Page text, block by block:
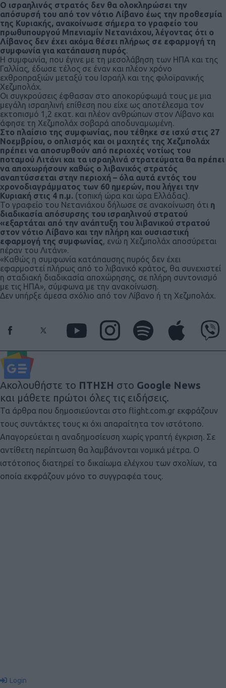
Ο ισραηλινός στρατός δεν θα ολοκληρώσει την
απόσυρσή του από τον νότιο Λίβανο έως την προθεσμία
της Κυριακής, ανακοίνωσε σήμερα το γραφείο του
πρωθυπουργού Μπενιαμίν Νετανιάχου, λέγοντας ότι ο
Λίβανος δεν έχει ακόμα θέσει πλήρως σε εφαρμογή τη
συμφωνία για κατάπαυση πυρός.
Η συμφωνία, που έγινε με τη μεσολάβηση των ΗΠΑ και της
Γαλλίας, έδωσε τέλος σε έναν και πλέον χρόνο
εχθροπραξιών μεταξύ του Ισραήλ και της φιλοϊρανικής
Χεζμπολάχ.
Οι συγκρούσεις έφθασαν στο αποκορύφωμά τους με μια
μεγάλη ισραηλινή επίθεση που είχε ως αποτέλεσμα τον
εκτοπισμό 1,2 εκατ. και πλέον ανθρώπων στον Λίβανο και
άφησε τη Χεζμπολάχ σοβαρά αποδυναμωμένη.
Στο πλαίσιο της συμφωνίας, που τέθηκε σε ισχύ στις 27
Νοεμβρίου, ο οπλισμός και οι μαχητές της Χεζμπολάχ
πρέπει να αποσυρθούν από περιοχές νοτίως του
ποταμού Λιτάνι και τα ισραηλινά στρατεύματα θα πρέπει
να αποχωρήσουν καθώς ο λιβανικός στρατός
αναπτύσσεται στην περιοχή – όλα αυτά εντός του
χρονοδιαγράμματος των 60 ημερών, που λήγει την
Κυριακή στις 4 π.μ. (τοπική ώρα και ώρα Ελλάδας).
Το γραφείο του Νετανιάχου δήλωσε σε ανακοίνωση ότι η
διαδικασία απόσυρσης του ισραηλινού στρατού
«εξαρτάται από την ανάπτυξη του λιβανικού στρατού
στον νότιο Λίβανο και την πλήρη και ουσιαστική
εφαρμογή της συμφωνίας, ενώ η Χεζμπολάχ αποσύρεται
πέραν του Λιτάνι».
«Καθώς η συμφωνία κατάπαυσης πυρός δεν έχει
εφαρμοστεί πλήρως από το λιβανικό κράτος, θα συνεχιστεί
η σταδιακή διαδικασία αποχώρησης, σε πλήρη συντονισμό
με τις ΗΠΑ», σύμφωνα με την ανακοίνωση.
Δεν υπήρξε άμεσα σχόλιο από τον Λίβανο ή τη Χεζμπολάχ.
Ακολουθήστε το ΠΤΗΣΗ στο Google News
και μάθετε πρώτοι όλες τις ειδήσεις.
Τα άρθρα που δημοσιεύονται στο flight.com.gr εκφράζουν
τους συντάκτες τους κι όχι απαραίτητα τον ιστότοπο.
Απαγορεύεται η αναδημοσίευση χωρίς γραπτή έγκριση. Σε
αντίθετη περίπτωση θα λαμβάνονται νομικά μέτρα. Ο
ιστότοπος διατηρεί το δικαίωμα ελέγχου των σχολίων, τα
οποία εκφράζουν μόνο το συγγραφέα τους.
Login